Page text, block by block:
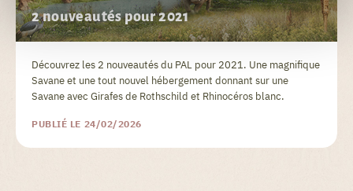
2 nouveautés pour 2021
Découvrez les 2 nouveautés du PAL pour 2021. Une magnifique
Savane et une tout nouvel hébergement donnant sur une
Savane avec Girafes de Rothschild et Rhinocéros blanc.
PUBLIÉ LE 24/02/2026